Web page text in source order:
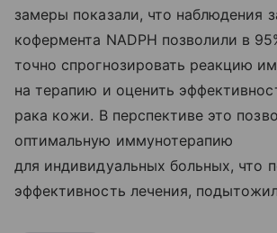
замеры показали, что наблюдения
кофермента NADPH позволили в
точно спрогнозировать реакцию
на терапию и оценить
рака кожи. В перспективе это
оптимальную иммунотерапию
для индивидуальных больных, что
эффективность лечения,